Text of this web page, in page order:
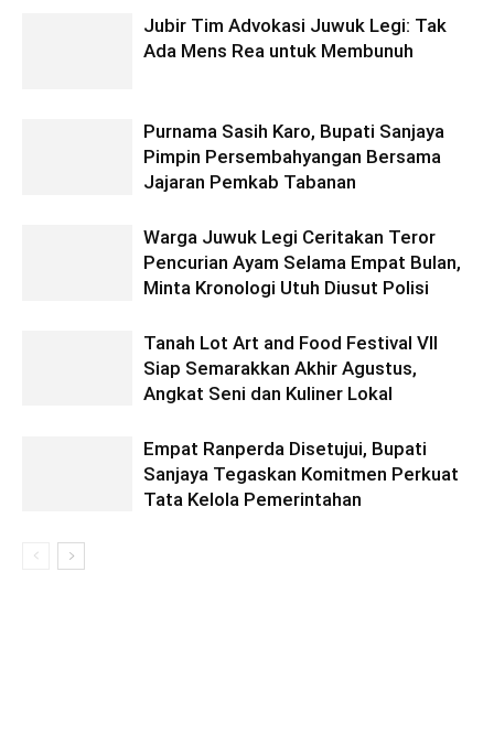
Jubir Tim Advokasi Juwuk Legi: Tak
Ada Mens Rea untuk Membunuh
Purnama Sasih Karo, Bupati Sanjaya
Pimpin Persembahyangan Bersama
Jajaran Pemkab Tabanan
Warga Juwuk Legi Ceritakan Teror
Pencurian Ayam Selama Empat Bulan,
Minta Kronologi Utuh Diusut Polisi
Tanah Lot Art and Food Festival VII
Siap Semarakkan Akhir Agustus,
Angkat Seni dan Kuliner Lokal
Empat Ranperda Disetujui, Bupati
Sanjaya Tegaskan Komitmen Perkuat
Tata Kelola Pemerintahan